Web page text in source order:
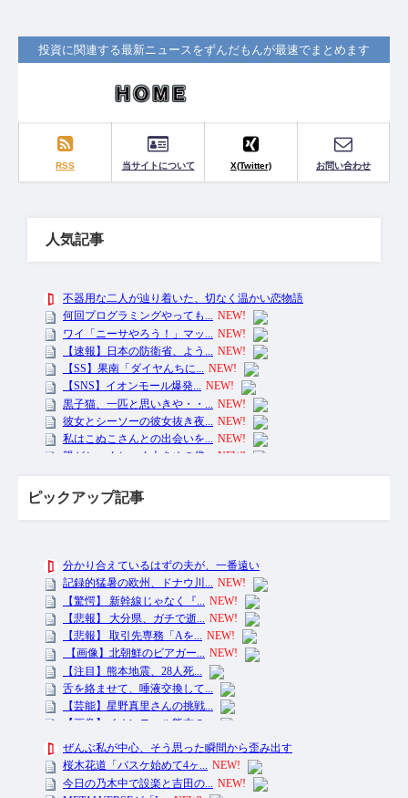
投資に関連する最新ニュースをずんだもんが最速でまとめます
RSS 当サイトについて X(Twitter) お問い合わせ
人気記事
ピックアップ記事